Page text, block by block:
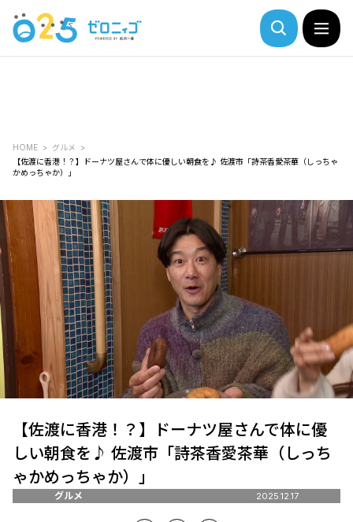
HOME
グルメ
【佐渡に香港！？】ドーナツ屋さんで体に優しい朝食を♪ 佐渡市「詩茶香愛茶華（しっちゃ
かめっちゃか）」
【佐渡に香港！？】ドーナツ屋さんで体に優
しい朝食を♪ 佐渡市「詩茶香愛茶華（しっち
ゃかめっちゃか）」
グルメ 2025.12.17